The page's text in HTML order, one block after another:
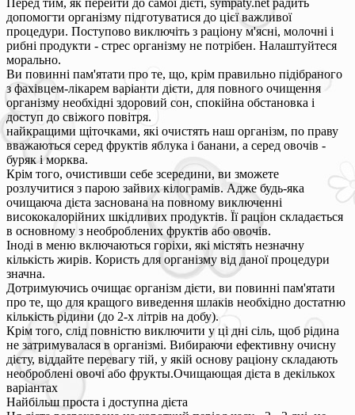
допомогти організму підготуватися до цієї важливої
процедури. Поступово виключіть з раціону м'ясні, молочні і
рибні продукти - стрес організму не потрібен. Налаштуйтеся
морально.
Ви повинні пам'ятати про те, що, крім правильно підібраного
з фахівцем-лікарем варіанти дієти, для повного очищення
організму необхідні здоровий сон, спокійна обстановка і
доступ до свіжого повітря.
найкращими щіточками, які очистять наш організм, по праву
вважаються серед фруктів яблука і банани, а серед овочів -
буряк і морква.
Крім того, очистивши себе зсередини, ви зможете
розлучитися з парою зайвих кілограмів. Адже будь-яка
очищаюча дієта заснована на повному виключенні
висококалорійних шкідливих продуктів. Її раціон складається
в основному з необроблених фруктів або овочів.
Іноді в меню включаються горіхи, які містять незначну
кількість жирів. Користь для організму від даної процедури
значна.
Дотримуючись очищає організм дієти, ви повинні пам'ятати
про те, що для кращого виведення шлаків необхідно достатню
кількість рідини (до 2-х літрів на добу).
Крім того, слід повністю виключити у ці дні сіль, щоб рідина
не затримувалася в організмі. Вибираючи ефективну очисну
дієту, віддайте перевагу тій, у якій основу раціону складають
необроблені овочі або фрукты.Очищающая дієта в декількох
варіантах
Найбільш проста і доступна дієта